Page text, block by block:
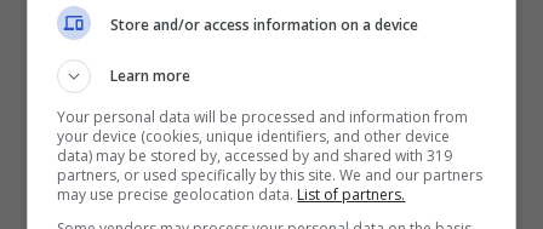
cubetti di tofu per circa un’ora con salsa di
soia, succo di limone, uno spicchio d’aglio
grattugiato, il cumino. Aggiungete della
cipolla in polvere e mescolate bene il tutto.
Store and/or access information on a device
Learn more
Your personal data will be processed and information from
your device (cookies, unique identifiers, and other device
data) may be stored by, accessed by and shared with 319
partners, or used specifically by this site. We and our partners
may use precise geolocation data. List of partners.